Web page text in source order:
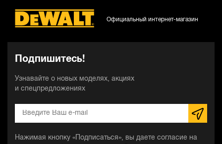
Подпишитесь!
Узнавайте о новых моделях, акциях
и спецпредложениях
Нажимая кнопку «Подписаться», вы даете согласие на
Официальный интернет-магазин